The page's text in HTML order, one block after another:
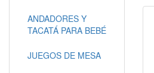
ANDADORES Y
TACATÁ PARA BEBÉ
JUEGOS DE MESA